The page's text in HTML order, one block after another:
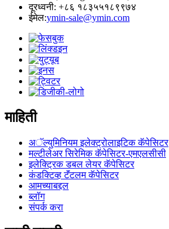
दूरध्वनी: +८६ १८३५५१८९९७४
ईमेल:ymin-sale@ymin.com
माहिती
अॅल्युमिनियम इलेक्ट्रोलाइटिक कॅपेसिटर
मल्टीलेअर सिरेमिक कॅपेसिटर-एमएलसीसी
इलेक्ट्रिक डबल लेयर कॅपेसिटर
कंडक्टिव्ह टॅंटलम कॅपेसिटर
आमच्याबद्दल
ब्लॉग
संपर्क करा